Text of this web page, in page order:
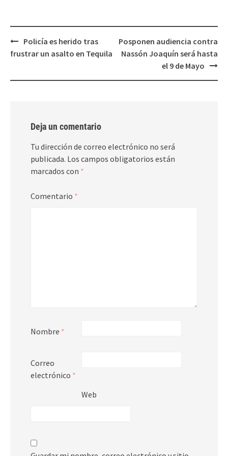
Post
navigation
Policía es herido tras
frustrar un asalto en Tequila
Posponen audiencia contra
Nassón Joaquín será hasta
el 9 de Mayo
Deja un comentario
Tu dirección de correo electrónico no será
publicada. Los campos obligatorios están
marcados con *
Comentario *
Nombre *
Correo
electrónico *
Web